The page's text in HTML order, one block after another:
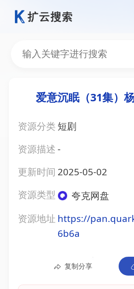
爱意沉眠（31集）
资源分类 短剧
资源描述-
更新时间 2025-05-02
资源类型
夸克网盘
资源地址 https://
6b6a
复制分享